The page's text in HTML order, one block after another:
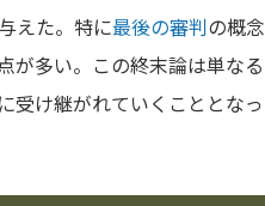
えた。特に最後の審判の概念
が多い。この終末論は単なる
に受け継がれていくこととなっ